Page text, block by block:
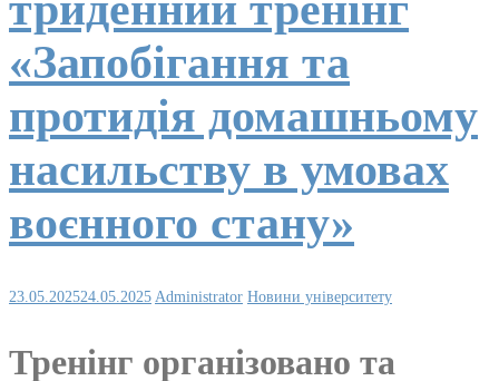
«Запобігання та
протидія домашньому
насильству в умовах
воєнного стану»
23.05.202524.05.2025 Administrator Новини університету
Тренінг організовано та